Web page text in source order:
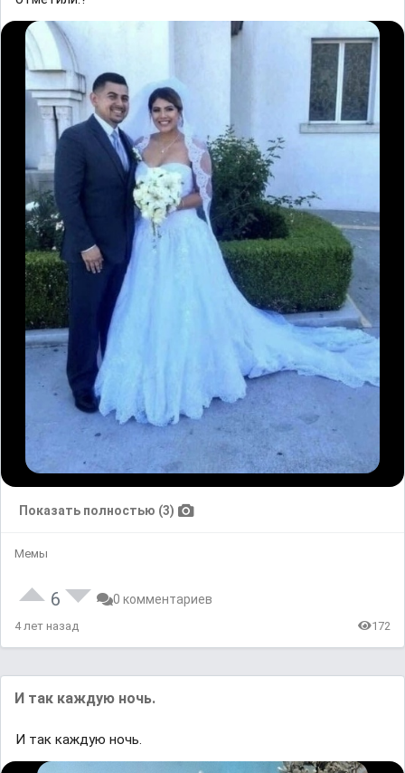
Показать полностью (3)
Мемы
6 0 комментариев
4 лет назад 172
И так каждую ночь.
И так каждую ночь.